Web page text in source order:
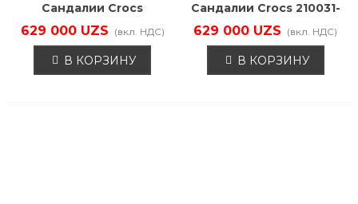
Сандалии Crocs
210030-1NG
629 000 UZS (вкл. НДС)
В КОРЗИНУ
Сандалии Crocs 210031-
007
629 000 UZS (вкл. НДС)
В КОРЗИНУ